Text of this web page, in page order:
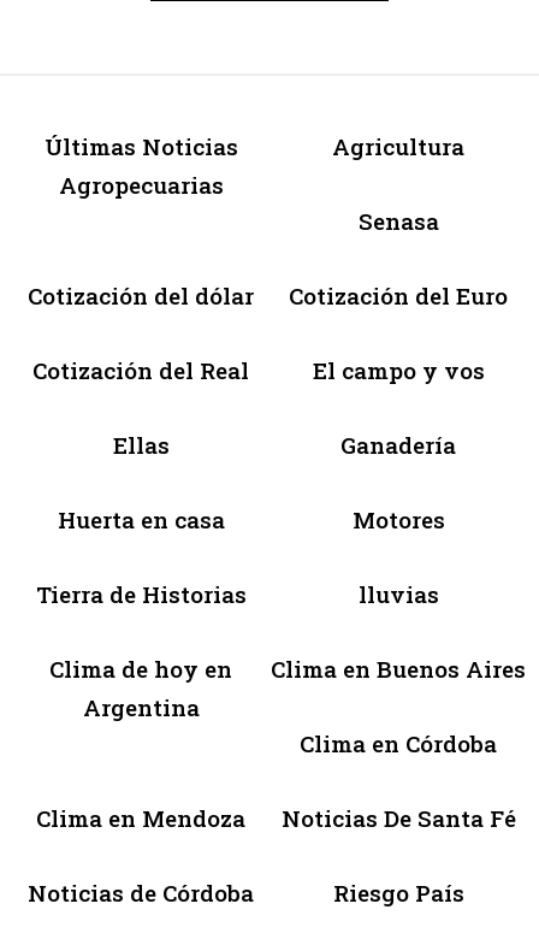
Últimas Noticias
Agropecuarias
Agricultura
Senasa
Cotización del dólar Cotización del Euro
Cotización del Real El campo y vos
Ellas Ganadería
Huerta en casa Motores
Tierra de Historias lluvias
Clima de hoy en
Argentina
Clima en Buenos Aires
Clima en Córdoba
Clima en Mendoza Noticias De Santa Fé
Noticias de Córdoba Riesgo País